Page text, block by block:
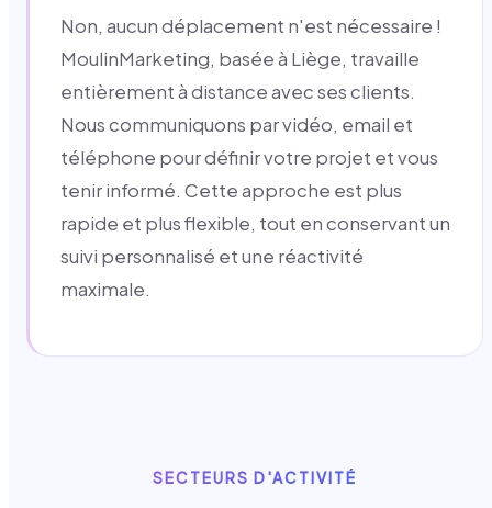
Non, aucun déplacement n'est nécessaire !
MoulinMarketing, basée à Liège, travaille
entièrement à distance avec ses clients.
Nous communiquons par vidéo, email et
téléphone pour définir votre projet et vous
tenir informé. Cette approche est plus
rapide et plus flexible, tout en conservant un
suivi personnalisé et une réactivité
maximale.
SECTEURS D'ACTIVITÉ